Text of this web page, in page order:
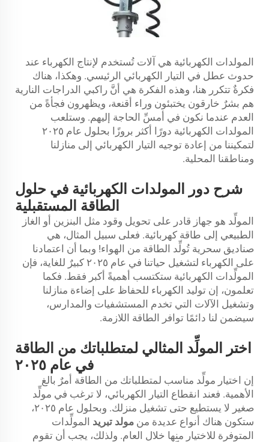
المولدات الكهربائية هي آلات تُستخدم لإنتاج الكهرباء عند
حدوث عطل في التيار الكهربائي الرئيسي. وهكذا، هناك
فكرةٌ تتكرر هنا، وهذه الفكرة هي أنَّ راكبي الدراجات النارية
هم بشرٌ خارقون يختبئون وراء أقنعة، ويظهرون فجأةً من
العدم عندما نكون في أمسِّ الحاجة إليهم. وستلعب
المولدات الكهربائية دورًا أكثر بروزًا بحلول عام ٢٠٢٥
لتمكيننا من إعادة توجيه التيار الكهربائي إلى منازلنا
ومناطقنا المحلية.
شرح دور المولدات الكهربائية في حلول
الطاقة المستقبلية
المولِّد هو جهاز قادر على تحويل وقود مثل البنزين أو الغاز
الطبيعي إلى طاقة كهربائية. فعلى سبيل المثال، هي
صناديق سحرية تُولِّد الطاقة من الهواء! وبما أن اعتمادنا
على الكهرباء لتشغيل حياتنا في عام ٢٠٢٥ كبيرٌ للغاية، فإن
المولِّدات الكهربائية ستكتسب أهميةً أكبر فقط. فكما
تعلمون، إن توليد الكهرباء للحفاظ على إضاءة منازلنا
وتشغيل الآلات التي تخدم المستشفيات والمدارس،
سيضمن لنا دائمًا توافر الطاقة اللازمة.
اختر المولِّد المثالي لمتطلباتك من الطاقة
في عام ٢٠٢٥
إن اختيار مولِّد مناسب لمتطلباتك من الطاقة أمرٌ بالغ
الأهمية. فعند انقطاع التيار الكهربائي، لا ترغب في مولِّد
صغير لا يستطيع حتى تشغيل منزلك. وبحلول عام ٢٠٢٥،
ستكون هناك أنواع عديدة من مولد تبريد المولِّدات
المتوفرة للاختيار منها خلال العام. ولذلك، يجب أن تقوم